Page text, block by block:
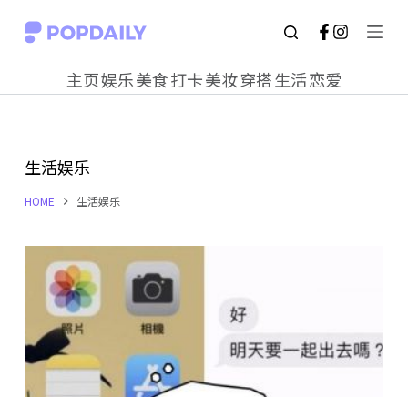
S
o
c
n
主页娱乐美食打卡美妆穿搭生活恋爱
生活娱乐
HOME 生活娱乐